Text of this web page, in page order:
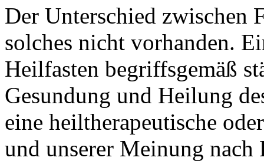
Der Unterschied zwischen
solches nicht vorhanden.
Heilfasten begriffsgemäß
Gesundung und Heilung
eine heiltherapeutische
und unserer Meinung